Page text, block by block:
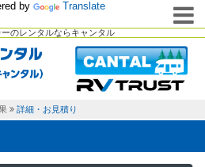
のレンタルならキャンタル
by Translate
詳細・お見積り